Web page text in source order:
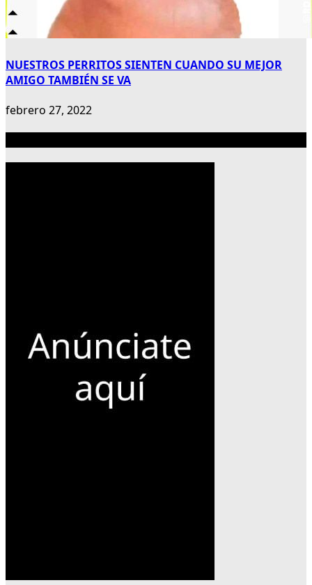
NUESTROS PERRITOS SIENTEN CUANDO SU MEJOR
AMIGO TAMBIÉN SE VA
febrero 27, 2022